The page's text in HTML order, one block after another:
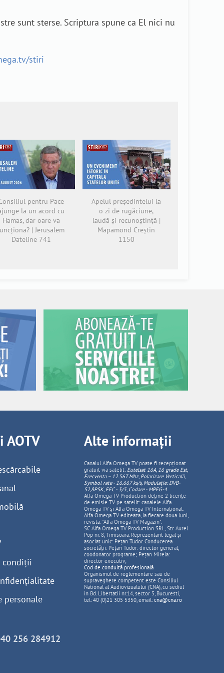
sunt sterse. Scriptura spune ca El nici nu
stiri
pentru Pace
la un acord cu
Hamas, dar oare va
| Jerusalem
Dateline 741
Apelul președintelui la
o zi de rugăciune,
laudă și recunoștință |
Mapamond Creștin
1150
AOTV
condiții
personale
Alte informații
Canalul Alfa Omega TV poate fi recepționat
gratuit via satelit: Eutelsat 16A, 16 grade Est,
Frecventa – 12.567 Mhz, PolarizareVerticală,
Symbol rate - 16.667 ks/s, Modulație: DVB-
S2,8PSK, FEC - 3/5, Codare - MPEG-4.
Alfa Omega TV Production deține 2 licențe
de emisie TV pe satelit: canalele Alfa
Omega TV și Alfa Omega TV Internațional.
Alfa Omega TV editeaza, la fiecare doua luni,
revista: "Alfa Omega TV Magazin".
SC Alfa Omega TV Production SRL, Str Aurel
Pop nr. 8, Timisoara. Reprezentant legal și
asociat unic: Pețan Tudor. Conducerea
societății: Pețan Tudor: director general,
coodonator programe; Pețan Mirela:
director executiv;
Cod de conduită profesională
Organismul de reglementare sau de
supraveghere competent este Consiliul
National al Audiovizualului (CNA), cu sediul
in Bd. Libertatii nr.14, sector 5, Bucuresti,
tel: 40 (0)21 305 5350, email: cna@cna.ro
256 284912